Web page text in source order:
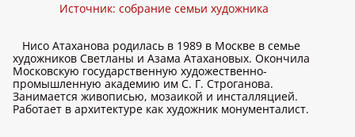
Источник: собрание семьи художника
Нисо Атаханова родилась в 1989 в Москве в семье
художников Светланы и Азама Атахановых. Окончила
Московскую государственную художественно-
промышленную академию им С. Г. Строганова.
Занимается живописью, мозаикой и инсталляцией.
Работает в архитектуре как художник монументалист.